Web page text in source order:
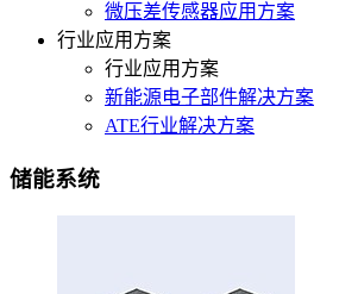
微压差传感器应用方案
行业应用方案
行业应用方案
新能源电子部件解决方案
ATE行业解决方案
储能系统